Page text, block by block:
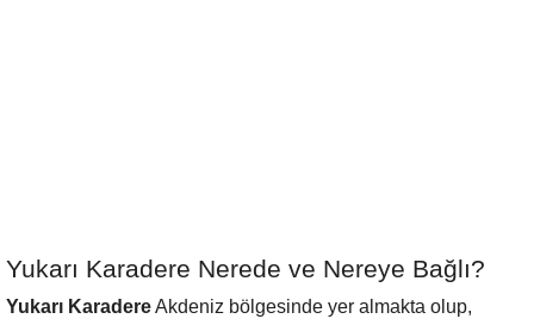
Yukarı Karadere Nerede ve Nereye Bağlı?
Yukarı KaradereAkdeniz bölgesinde yer almakta olup,